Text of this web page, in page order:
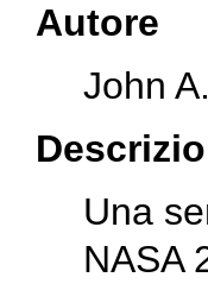
Autore
John
Una
NASA